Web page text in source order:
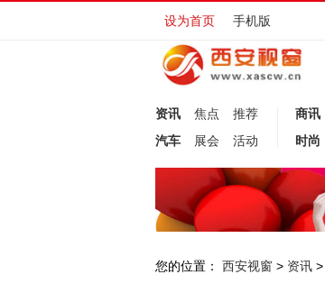
设为首页 手机版
资讯 焦点
推荐
汽车
展会 活动
商讯
时尚
您的位置： 西安视窗 > 资讯